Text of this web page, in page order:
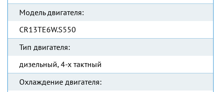
Модель двигателя:
CR13TE6W.S550
Тип двигателя:
дизельный, 4-х тактный
Охлаждение двигателя: